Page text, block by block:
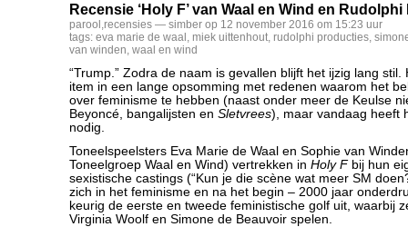
Recensie ‘Holy F’ van Waal en Wind en
parool ,recensies — simber op 12 november 2016 om 15:23 uur
tags: eva marie de waal , miek uittenhout, rudolphi producties,
van winden, waal en wind
“Trump.” Zodra de naam is gevallen blijft het ijzig lang stil.
item in een lange opsomming met redenen waarom het
over feminisme te hebben (naast onder meer de Keulse
Beyoncé, bangalijsten en Sletvrees), maar vandaag heeft
nodig.
Toneelspeelsters Eva Marie de Waal en Sophie van
Toneelgroep Waal en Wind) vertrekken in Holy Fbij hun
sexistische castings (“Kun je die scène wat meer SM
zich in het feminisme en na het begin – 2000 jaar
keurig de eerste en tweede feministische golf uit, waarbij
Virginia Woolf en Simone de Beauvoir spelen.